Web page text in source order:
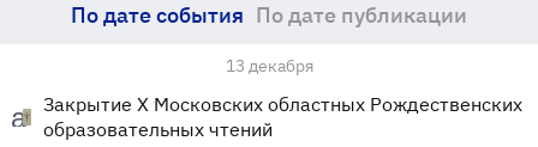
По дате события По дате публикации
13 декабря
Закрытие X Московских областных Рождественских
образовательных чтений